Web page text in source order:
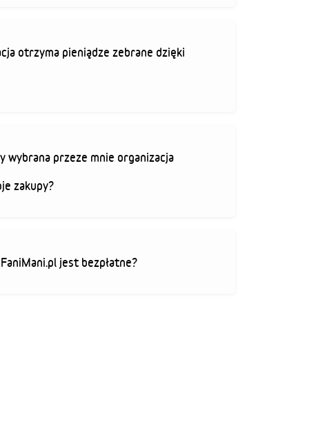
otrzyma pieniądze zebrane dzięki
wybrana przeze mnie organizacja
zakupy?
jest bezpłatne?